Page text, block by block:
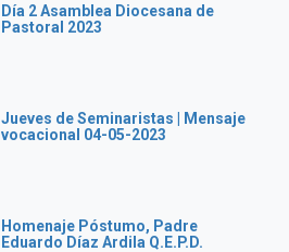
Día 2 Asamblea Diocesana de
Pastoral 2023
Jueves de Seminaristas | Mensaje
vocacional 04-05-2023
Homenaje Póstumo, Padre
Eduardo Díaz Ardila Q.E.P.D.